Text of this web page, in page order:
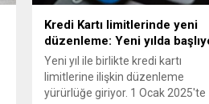
Kredi Kartı limitlerinde yeni
düzenleme: Yeni yılda
Yeni yıl ile birlikte kredi kartı
limitlerine ilişkin düzenleme
yürürlüğe giriyor. 1 Ocak 2025'te